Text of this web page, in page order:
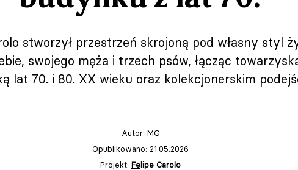
stworzył przestrzeń skrojoną pod własny styl
swojego męża i trzech psów, łącząc
lat 70. i 80. XX wieku oraz kolekcjonerskim
Autor: MG
Opublikowano: 21.05.2026
Projekt: Felipe Carolo